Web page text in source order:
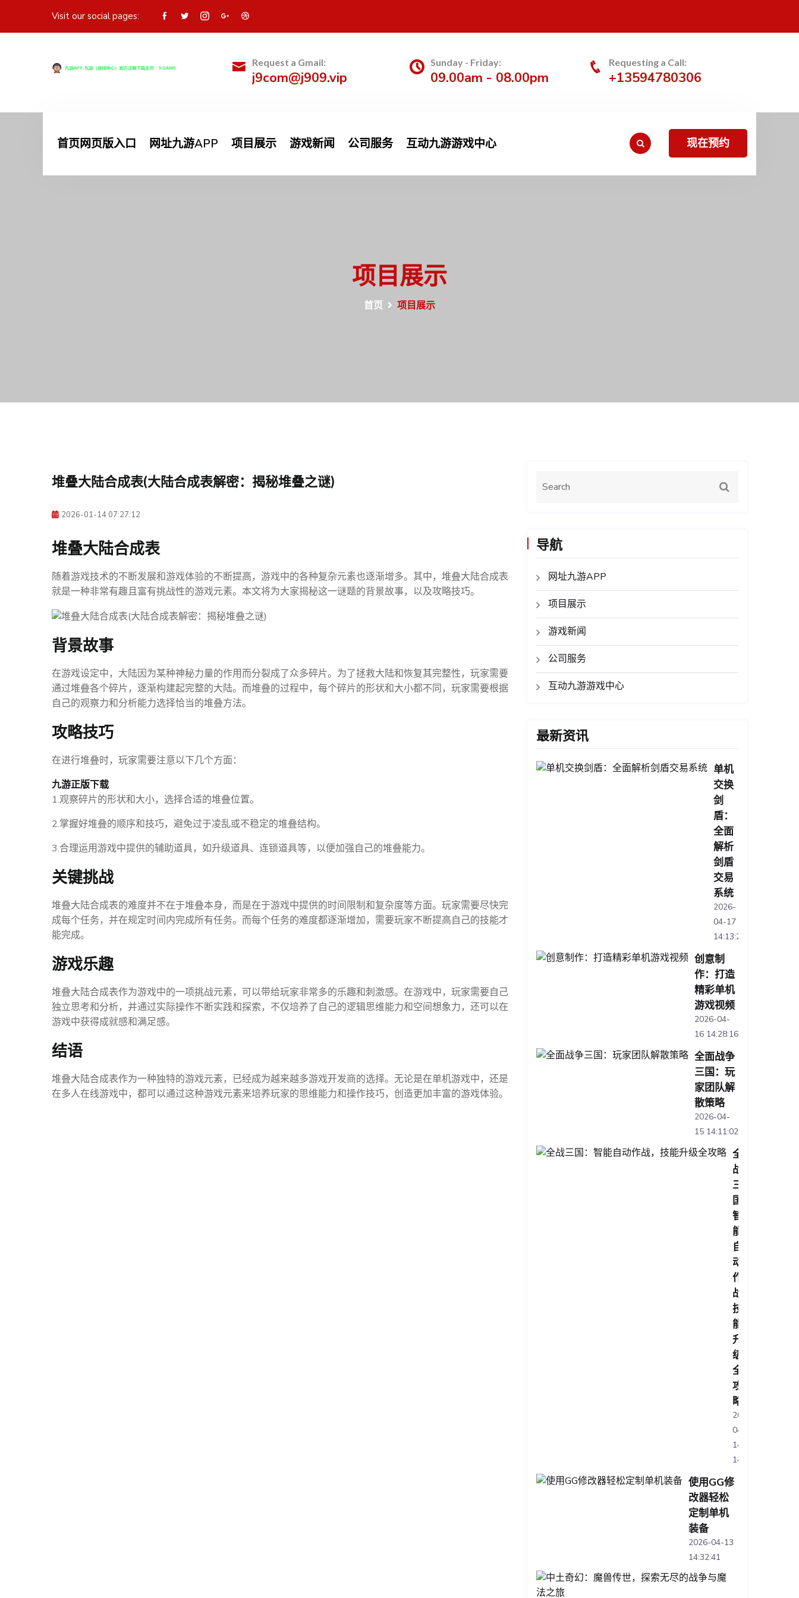
Visit our social pages:
Request a Gmail:
j9com@j909.vip
Sunday - Friday:
09.00am - 08.00pm
Requesting a Call:
+13594780306
首页网页版入口 网址九游APP 项目展示 游戏新闻 公司服务 互动九游游戏中心 现在预约
项目展示
首页 项目展示
堆叠大陆合成表(大陆合成表解密：揭秘堆叠之谜)
2026-01-14 07:27:12
堆叠大陆合成表
随着游戏技术的不断发展和游戏体验的不断提高，游戏中的各种复杂元素也逐渐增多。其中，堆叠大陆合成表
就是一种非常有趣且富有挑战性的游戏元素。本文将为大家揭秘这一谜题的背景故事，以及攻略技巧。
背景故事
在游戏设定中，大陆因为某种神秘力量的作用而分裂成了众多碎片。为了拯救大陆和恢复其完整性，玩家需要
通过堆叠各个碎片，逐渐构建起完整的大陆。而堆叠的过程中，每个碎片的形状和大小都不同，玩家需要根据
自己的观察力和分析能力选择恰当的堆叠方法。
攻略技巧
在进行堆叠时，玩家需要注意以下几个方面：
九游正版下载
1.观察碎片的形状和大小，选择合适的堆叠位置。
2.掌握好堆叠的顺序和技巧，避免过于凌乱或不稳定的堆叠结构。
3.合理运用游戏中提供的辅助道具，如升级道具、连锁道具等，以便加强自己的堆叠能力。
关键挑战
堆叠大陆合成表的难度并不在于堆叠本身，而是在于游戏中提供的时间限制和复杂度等方面。玩家需要尽快完
成每个任务，并在规定时间内完成所有任务。而每个任务的难度都逐渐增加，需要玩家不断提高自己的技能才
能完成。
游戏乐趣
堆叠大陆合成表作为游戏中的一项挑战元素，可以带给玩家非常多的乐趣和刺激感。在游戏中，玩家需要自己
独立思考和分析，并通过实际操作不断实践和探索，不仅培养了自己的逻辑思维能力和空间想象力，还可以在
游戏中获得成就感和满足感。
结语
堆叠大陆合成表作为一种独特的游戏元素，已经成为越来越多游戏开发商的选择。无论是在单机游戏中，还是
在多人在线游戏中，都可以通过这种游戏元素来培养玩家的思维能力和操作技巧，创造更加丰富的游戏体验。
导航
网址九游APP
项目展示
游戏新闻
公司服务
互动九游游戏中心
最新资讯
单机
交换
剑
盾：
全面
解析
剑盾
交易
系统
2026-
04-17
14:13:20
创意制
作：打造
精彩单机
游戏视频
2026-04-
16 14:28:16
全面战争
三国：玩
家团队解
散策略
2026-04-
15 14:11:02
全
战
三
国：
智
能
自
动
作
战，
技
能
升
级
全
攻
略
2026-
04-
14
14:10:30
使用GG修
改器轻松
定制单机
装备
2026-04-13
14:32:41